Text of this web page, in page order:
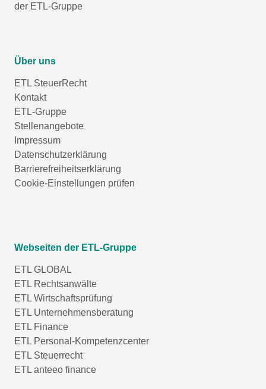
der ETL-Gruppe
Über uns
ETL SteuerRecht
Kontakt
ETL-Gruppe
Stellenangebote
Impressum
Datenschutzerklärung
Barrierefreiheitserklärung
Cookie-Einstellungen prüfen
Webseiten der ETL-Gruppe
ETL GLOBAL
ETL Rechtsanwälte
ETL Wirtschaftsprüfung
ETL Unternehmensberatung
ETL Finance
ETL Personal-Kompetenzcenter
ETL Steuerrecht
ETL anteeo finance